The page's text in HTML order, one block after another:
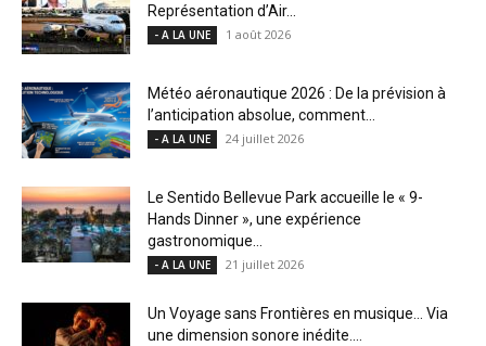
Représentation d’Air...
- A LA UNE 1 août 2026
Météo aéronautique 2026 : De la prévision à
l’anticipation absolue, comment...
- A LA UNE 24 juillet 2026
Le Sentido Bellevue Park accueille le « 9-
Hands Dinner », une expérience
gastronomique...
- A LA UNE 21 juillet 2026
Un Voyage sans Frontières en musique… Via
une dimension sonore inédite....